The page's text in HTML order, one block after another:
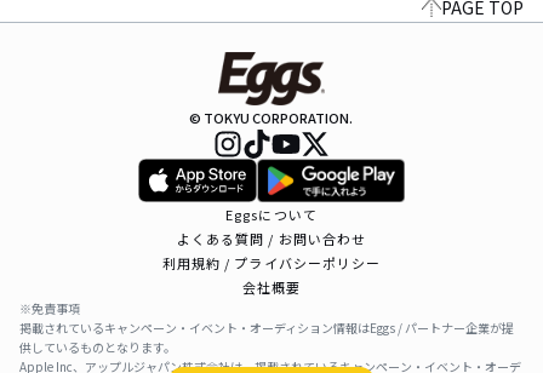
PAGE TOP
© TOKYU CORPORATION.
Eggsについて
よくある質問 / お問い合わせ
利用規約 / プライバシーポリシー
会社概要
※免責事項
掲載されているキャンペーン・イベント・オーディション情報はEggs / パートナー企業が提
供しているものとなります。
Apple Inc、アップルジャパン株式会社は、掲載されているキャンペーン・イベント・オーデ